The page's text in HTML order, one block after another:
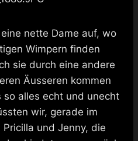
nette Dame auf, wo
Wimpern finden
sie durch eine andere
Äusseren kommen
so alles echt und unecht
wir, gerade im
und Jenny, die